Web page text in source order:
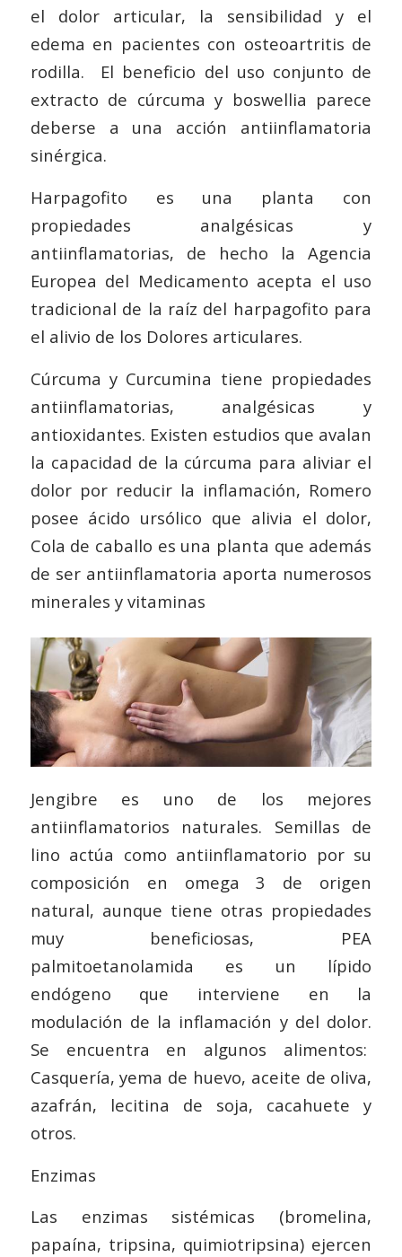
el dolor articular, la sensibilidad y el
edema en pacientes con osteoartritis de
rodilla. El beneficio del uso conjunto de
extracto de cúrcuma y boswellia parece
deberse a una acción antiinflamatoria
sinérgica.
Harpagofito es una planta con
propiedades analgésicas y
antiinflamatorias, de hecho la Agencia
Europea del Medicamento acepta el uso
tradicional de la raíz del harpagofito para
el alivio de los Dolores articulares.
Cúrcuma y Curcumina tiene propiedades
antiinflamatorias, analgésicas y
antioxidantes. Existen estudios que avalan
la capacidad de la cúrcuma para aliviar el
dolor por reducir la inflamación, Romero
posee ácido ursólico que alivia el dolor,
Cola de caballo es una planta que además
de ser antiinflamatoria aporta numerosos
minerales y vitaminas
Jengibre es uno de los mejores
antiinflamatorios naturales. Semillas de
lino actúa como antiinflamatorio por su
composición en omega 3 de origen
natural, aunque tiene otras propiedades
muy beneficiosas, PEA
palmitoetanolamida es un lípido
endógeno que interviene en la
modulación de la inflamación y del dolor.
Se encuentra en algunos alimentos:
Casquería, yema de huevo, aceite de oliva,
azafrán, lecitina de soja, cacahuete y
otros.
Enzimas
Las enzimas sistémicas (bromelina,
papaína, tripsina, quimiotripsina) ejercen